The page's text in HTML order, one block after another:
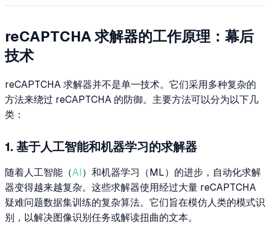
reCAPTCHA 求解器的工作原理：幕后
技术
reCAPTCHA 求解器并不是单一技术。它们采用多种复杂的
方法来绕过 reCAPTCHA 的防御。主要方法可以分为以下几
类：
1. 基于人工智能和机器学习的求解器
随着人工智能（AI ）和机器学习（ML）的进步，自动化求解
器变得越来越复杂。这些求解器使用经过大量 reCAPTCHA
疑难问题数据集训练的复杂算法。它们旨在模仿人类的模式识
别，以解决图像识别任务或解读扭曲的文本。